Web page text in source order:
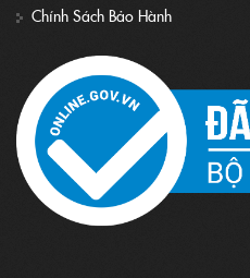
Chính Sách Bảo Hành